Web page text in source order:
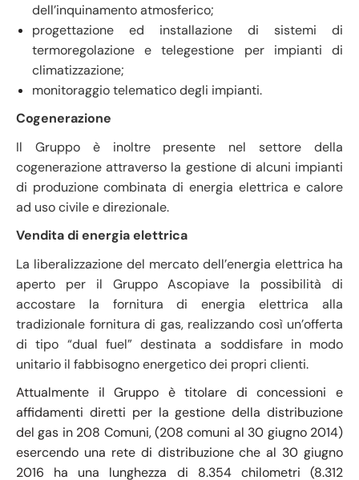
dell’inquinamento atmosferico;
progettazione ed installazione di sistemi di
termoregolazione e telegestione per impianti di
climatizzazione;
monitoraggio telematico degli impianti.
Cogenerazione
Il Gruppo è inoltre presente nel settore della
cogenerazione attraverso la gestione di alcuni impianti
di produzione combinata di energia elettrica e calore
ad uso civile e direzionale.
Vendita di energia elettrica
La liberalizzazione del mercato dell’energia elettrica ha
aperto per il Gruppo Ascopiave la possibilità di
accostare la fornitura di energia elettrica alla
tradizionale fornitura di gas, realizzando così un’offerta
di tipo “dual fuel” destinata a soddisfare in modo
unitario il fabbisogno energetico dei propri clienti.
Attualmente il Gruppo è titolare di concessioni e
affidamenti diretti per la gestione della distribuzione
del gas in 208 Comuni, (208 comuni al 30 giugno 2014)
esercendo una rete di distribuzione che al 30 giugno
2016 ha una lunghezza di 8.354 chilometri (8.312